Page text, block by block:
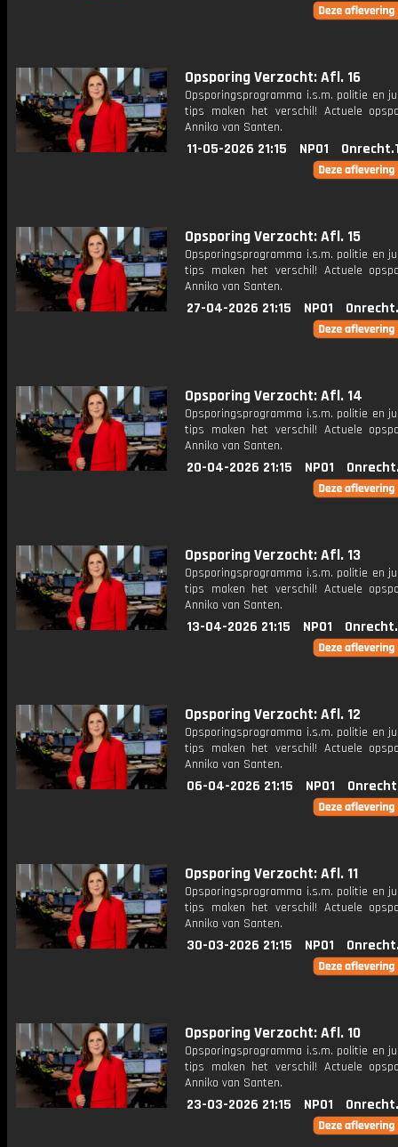
Opsporing Verzocht: Afl. 16
Opsporingsprogramma i.s.m. politie en
tips maken het verschil! Actuele
Anniko van Santen.
11-05-2026 21:15 NPO1
Opsporing Verzocht: Afl. 15
Opsporingsprogramma i.s.m. politie en
tips maken het verschil! Actuele
Anniko van Santen.
27-04-2026 21:15 NPO1
Opsporing Verzocht: Afl. 14
Opsporingsprogramma i.s.m. politie en
tips maken het verschil! Actuele
Anniko van Santen.
20-04-2026 21:15 NPO1
Opsporing Verzocht: Afl. 13
Opsporingsprogramma i.s.m. politie en
tips maken het verschil! Actuele
Anniko van Santen.
13-04-2026 21:15 NPO1
Opsporing Verzocht: Afl. 12
Opsporingsprogramma i.s.m. politie en
tips maken het verschil! Actuele
Anniko van Santen.
06-04-2026 21:15 NPO1
Opsporing Verzocht: Afl. 11
Opsporingsprogramma i.s.m. politie en
tips maken het verschil! Actuele
Anniko van Santen.
30-03-2026 21:15 NPO1
Opsporing Verzocht: Afl. 10
Opsporingsprogramma i.s.m. politie en
tips maken het verschil! Actuele
Anniko van Santen.
23-03-2026 21:15 NPO1